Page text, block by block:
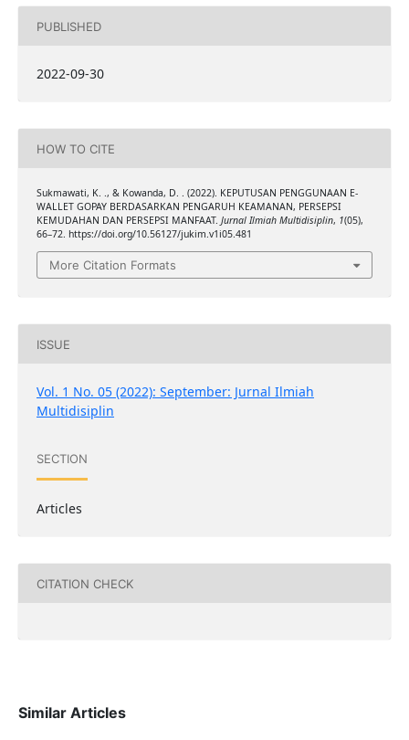
PUBLISHED
2022-09-30
HOW TO CITE
Sukmawati, K. ., & Kowanda, D. . (2022). KEPUTUSAN PENGGUNAAN E-
WALLET GOPAY BERDASARKAN PENGARUH KEAMANAN, PERSEPSI
KEMUDAHAN DAN PERSEPSI MANFAAT. Jurnal Ilmiah Multidisiplin, 1(05),
66–72. https://doi.org/10.56127/jukim.v1i05.481
More Citation Formats
ISSUE
Vol. 1 No. 05 (2022): September: Jurnal Ilmiah
Multidisiplin
SECTION
Articles
CITATION CHECK
Similar Articles